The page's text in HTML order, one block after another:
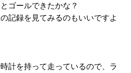
ゴールできたかな？
記録を見てみるのもいいですよ
計を持って走っているので、ラ